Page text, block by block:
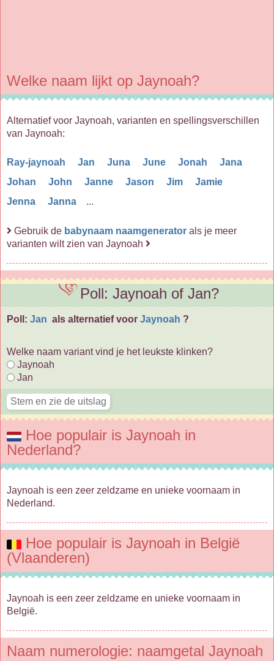
Welke naam lijkt op Jaynoah?
Alternatief voor Jaynoah, varianten en spellingsverschillen
van Jaynoah:
Ray-jaynoah Jan Juna June Jonah
Jana
Johan
John Janne Jason Jim
Jamie
Jenna
Janna ...
Gebruik de babynaam naamgenerator als je meer
varianten wilt zien van Jaynoah
Poll: Jaynoah of Jan?
Poll: Jan als alternatief voor Jaynoah ?
Welke naam variant vind je het leukste klinken?
Jaynoah
Jan
Hoe populair is Jaynoah in
Nederland?
Jaynoah is een zeer zeldzame en unieke voornaam in
Nederland.
Hoe populair is Jaynoah in België
(Vlaanderen)
Jaynoah is een zeer zeldzame en unieke voornaam in
België.
Naam numerologie: naamgetal Jaynoah